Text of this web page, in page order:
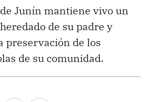
Junín mantiene vivo un
de su padre y
preservación de los
de su comunidad.